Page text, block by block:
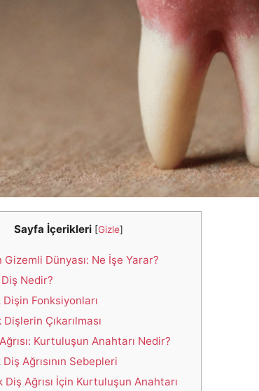
Sayfa İçerikleri [Gizle]
Gizemli Dünyası: Ne İşe Yarar?
Diş Nedir?
Dişin Fonksiyonları
Dişlerin Çıkarılması
Kurtuluşun Anahtarı Nedir?
Diş Ağrısının Sebepleri
Diş Ağrısı İçin Kurtuluşun Anahtarı